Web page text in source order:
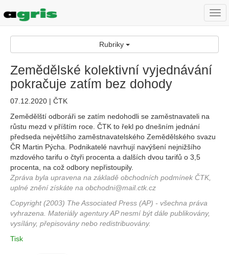
Rubriky
Zemědělské kolektivní vyjednávání
pokračuje zatím bez dohody
07.12.2020 | ČTK
Zemědělští odboráři se zatím nedohodli se zaměstnavateli na
růstu mezd v příštím roce. ČTK to řekl po dnešním jednání
předseda největšího zaměstnavatelského Zemědělského svazu
ČR Martin Pýcha. Podnikatelé navrhují navýšení nejnižšího
mzdového tarifu o čtyři procenta a dalších dvou tarifů o 3,5
procenta, na což odbory nepřistoupily.
Zpráva byla upravena na základě obchodních podmínek ČTK,
uplné znění získáte na obchodni@mail.ctk.cz
Copyright (2003) The Associated Press (AP) - všechna práva
vyhrazena. Materiály agentury AP nesmí být dále publikovány,
vysílány, přepisovány nebo redistribuovány.
Tisk